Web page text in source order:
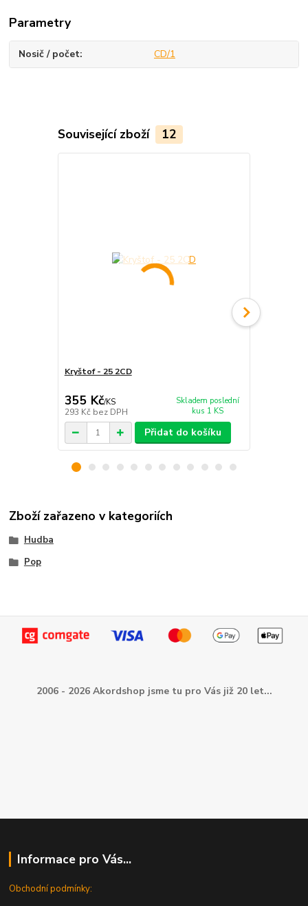
Parametry
Nosič / počet CD/1
Související zboží 12
Kryštof - 25 2CD
355 Kč/KS
293 Kč bez DPH
Skladem poslední
kus 1 KS
Přidat do košíku
Zboží zařazeno v kategoriích
Hudba
Pop
2006 - 2026 Akordshop jsme tu pro Vás již 20 let...
Informace pro Vás...
Obchodní podmínky: